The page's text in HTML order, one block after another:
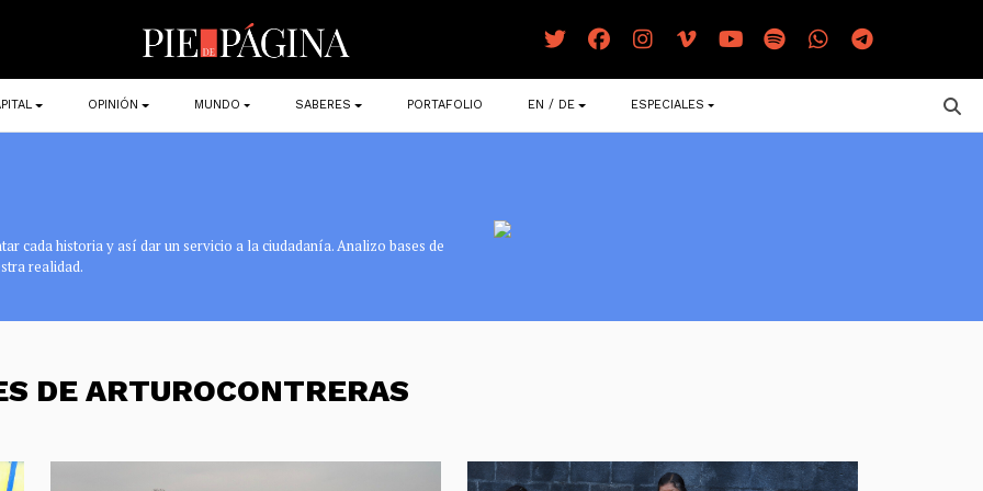
OPINIÓN MUNDO SABERES PORTAFOLIO EN / DE ESPECIALES
cada historia y así dar un servicio a la ciudadanía. Analizo bases de
realidad.
DE ARTUROCONTRERAS